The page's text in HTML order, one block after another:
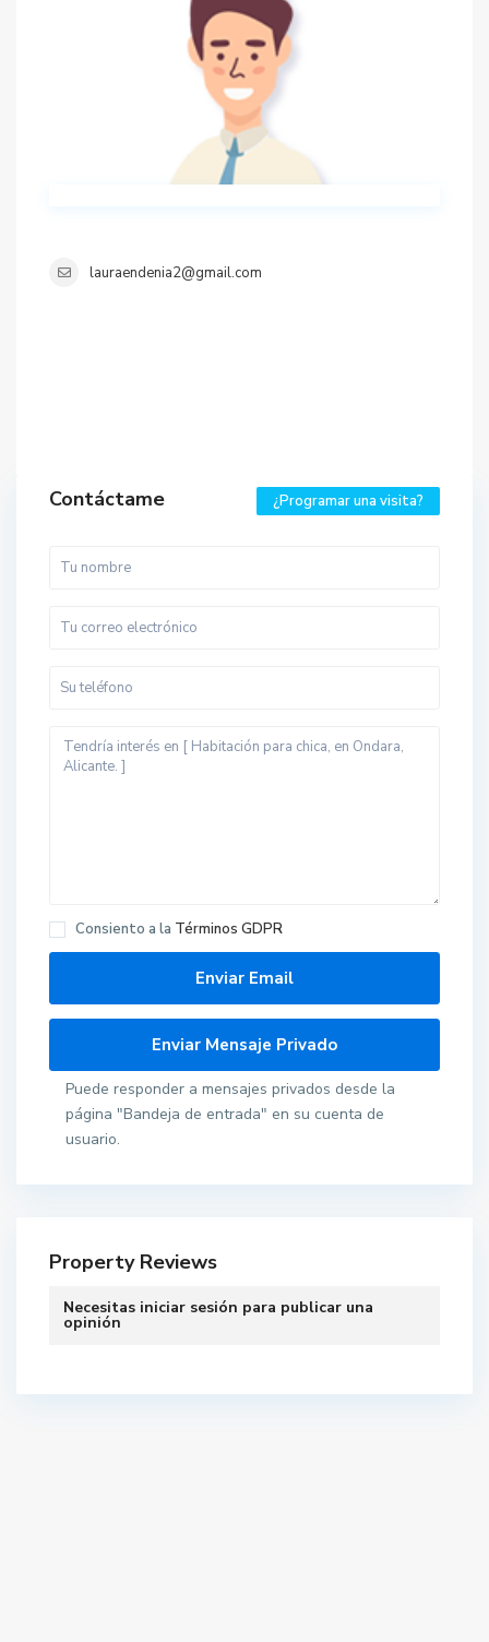
lauraendenia2@gmail.com
Contáctame ¿Programar una visita?
Consiento a la Términos GDPR
Puede responder a mensajes privados desde la
página "Bandeja de entrada" en su cuenta de
usuario.
Property Reviews
Necesitas iniciar sesión para publicar una
opinión